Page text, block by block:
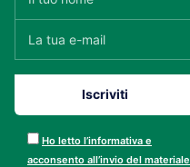
Ho letto l’informativa e
acconsento all’invio del materiale